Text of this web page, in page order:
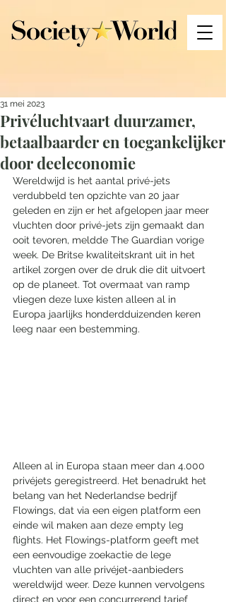
Privéluchtvaart duurzamer,
betaalbaarder en toegankelijker
door deeleconomie
31 mei 2023
Wereldwijd is het aantal privé-jets
verdubbeld ten opzichte van 20 jaar
geleden en zijn er het afgelopen jaar meer
vluchten door privé-jets zijn gemaakt dan
ooit tevoren, meldde The Guardian vorige
week. De Britse kwaliteitskrant uit in het
artikel zorgen over de druk die dit uitvoert
op de planeet. Tot overmaat van ramp
vliegen deze luxe kisten alleen al in
Europa jaarlijks honderdduizenden keren
leeg naar een bestemming.
Alleen al in Europa staan meer dan 4.000
privéjets geregistreerd. Het benadrukt het
belang van het Nederlandse bedrijf
Flowings, dat via een eigen platform een
einde wil maken aan deze empty leg
flights. Het Flowings-platform geeft met
een eenvoudige zoekactie de lege
vluchten van alle privéjet-aanbieders
wereldwijd weer. Deze kunnen vervolgens
direct en voor een concurrerend tarief